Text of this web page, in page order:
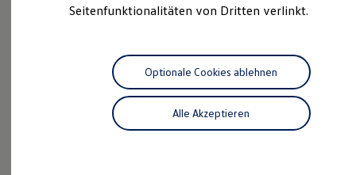
Klimafreundlicher Strom
Ladezeitensimulator
Ladelösungen für Privatkunden
Ladelösungen für Gewerbekunden
Wallbox und Ladekabel
Bidirektionales Laden
Förderung & Kosten der Elektrofahrzeuge
ProfiPartner für
Zertifizierte
Service
Seitenfunktionalitäten von Dritten verlinkt.
Alle Akzeptieren
Optionale Cookies ablehnen